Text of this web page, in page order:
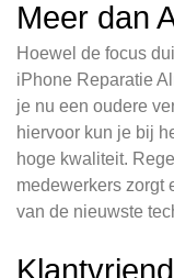
Meer dan
Hoewel de focus
iPhone Reparatie
je nu een oudere
hiervoor kun je bij
hoge kwaliteit.
medewerkers zorgt
van de nieuwste